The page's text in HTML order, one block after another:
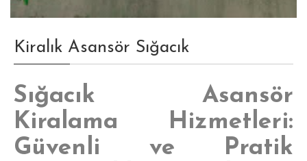
Kiralık Asansör Sığacık
Sığacık Asansör
Kiralama Hizmetleri:
Güvenli ve Pratik